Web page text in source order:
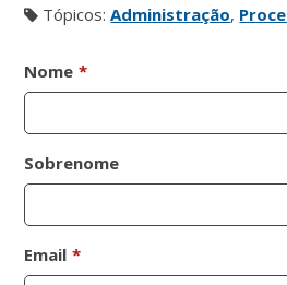
Tópicos:Administração,
Nome *
Sobrenome
Email *